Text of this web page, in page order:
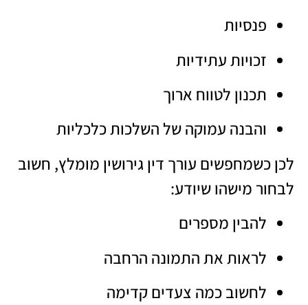
פנסיות
זכויות עתידיות
תכנון לטווח ארוך
והבנה עמוקה של השלכות כלכליות
לכן כשמחפשים עורך דין גירושין מומלץ, חשוב
לבחור מישהו שיודע:
להבין מספרים
לראות את התמונה הרחבה
לחשוב כמה צעדים קדימה